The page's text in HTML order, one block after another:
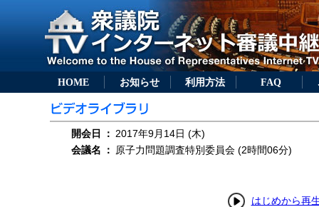
HOME お知らせ 利用方法 FAQ
開会日 ： 2017年9月14日 (木)
会議名
： 原子力問題調査特別委員会 (2時間06分)
はじめから再